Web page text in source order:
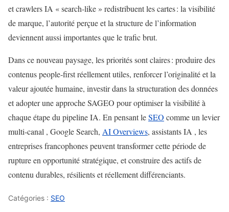
et crawlers IA « search‑like » redistribuent les cartes : la visibilité
de marque, l’autorité perçue et la structure de l’information
deviennent aussi importantes que le trafic brut.
Dans ce nouveau paysage, les priorités sont claires : produire des
contenus people‑first réellement utiles, renforcer l’originalité et la
valeur ajoutée humaine, investir dans la structuration des données
et adopter une approche SAGEO pour optimiser la visibilité à
chaque étape du pipeline IA. En pensant leSEO comme un levier
multi‑canal , Google Search, AI Overviews, assistants IA , les
entreprises francophones peuvent transformer cette période de
rupture en opportunité stratégique, et construire des actifs de
contenu durables, résilients et réellement différenciants.
Catégories : SEO